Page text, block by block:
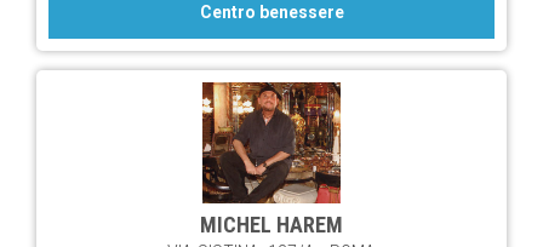
Centro benessere
MICHEL HAREM